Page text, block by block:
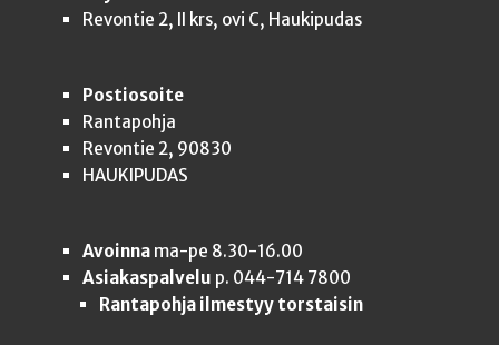
Revontie 2, II krs, ovi C, Haukipudas
Postiosoite
Rantapohja
Revontie 2, 90830
HAUKIPUDAS
Avoinnama-pe 8.30-16.00
Asiakaspalvelu p. 044-714 7800
Rantapohja ilmestyy torstaisin